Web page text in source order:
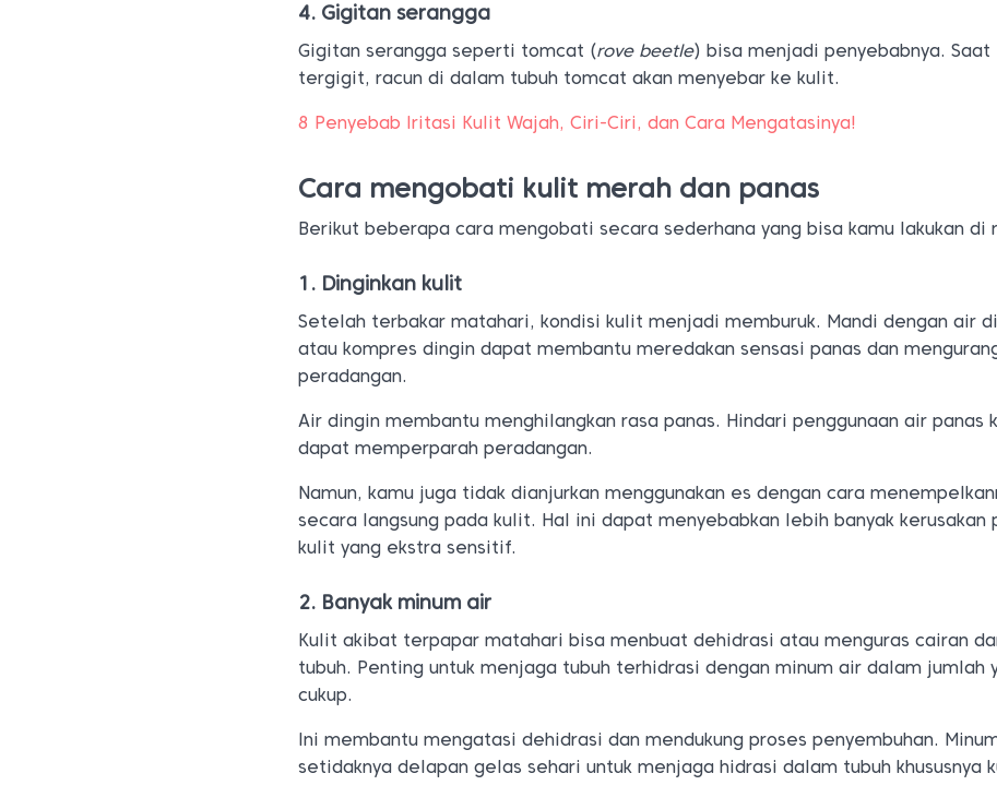
4. Gigitan serangga
Gigitan serangga seperti tomcat (rove beetle) bisa menjadi penyebabnya. Saat
tergigit, racun di dalam tubuh tomcat akan menyebar ke kulit.
8 Penyebab Iritasi Kulit Wajah, Ciri-Ciri, dan Cara Mengatasinya!
Cara mengobati kulit merah dan panas
Berikut beberapa cara mengobati secara sederhana yang bisa kamu lakukan di
1. Dinginkan kulit
Setelah terbakar matahari, kondisi kulit menjadi memburuk. Mandi dengan air
atau kompres dingin dapat membantu meredakan sensasi panas dan
peradangan.
Air dingin membantu menghilangkan rasa panas. Hindari penggunaan air panas
dapat memperparah peradangan.
Namun, kamu juga tidak dianjurkan menggunakan es dengan cara
secara langsung pada kulit. Hal ini dapat menyebabkan lebih banyak kerusakan
kulit yang ekstra sensitif.
2. Banyak minum air
Kulit akibat terpapar matahari bisa menbuat dehidrasi atau menguras cairan
tubuh. Penting untuk menjaga tubuh terhidrasi dengan minum air dalam jumlah
cukup.
Ini membantu mengatasi dehidrasi dan mendukung proses penyembuhan.
setidaknya delapan gelas sehari untuk menjaga hidrasi dalam tubuh khususnya